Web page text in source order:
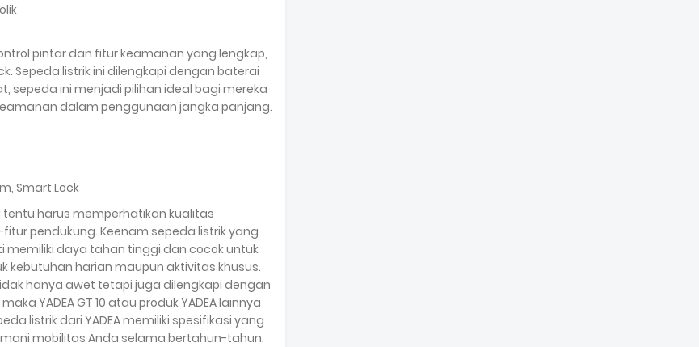
pintar dan fitur keamanan yang lengkap,
Sepeda listrik ini dilengkapi dengan baterai
sepeda ini menjadi pilihan ideal bagi mereka
dalam penggunaan jangka panjang.
Smart Lock
harus memperhatikan kualitas
pendukung. Keenam sepeda listrik yang
daya tahan tinggi dan cocok untuk
kebutuhan harian maupun aktivitas khusus.
hanya awet tetapi juga dilengkapi dengan
YADEA GT 10 atau produk YADEA lainnya
listrik dari YADEA memiliki spesifikasi yang
mobilitas Anda selama bertahun-tahun.